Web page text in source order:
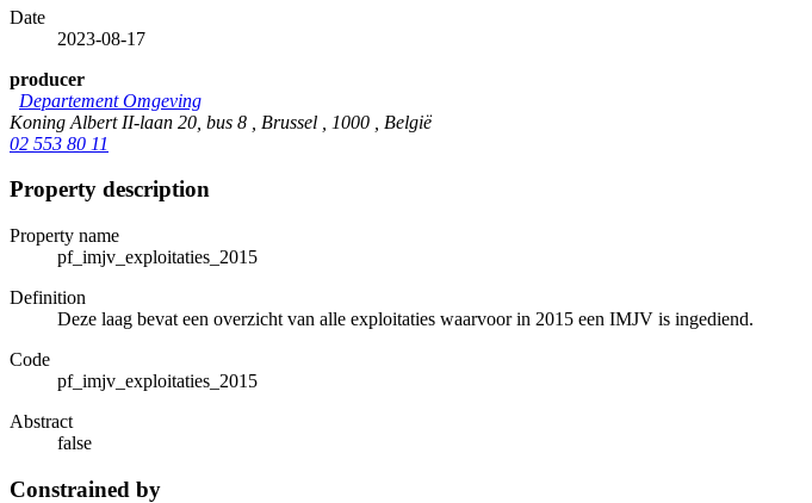
Date
2023-08-17
producer
Departement Omgeving
Koning Albert II-laan 20, bus 8 , Brussel , 1000 , België
02 553 80 11
Property description
Property name
pf_imjv_exploitaties_2015
Definition
Deze laag bevat een overzicht van alle exploitaties waarvoor in 2015 een IMJV is ingediend.
Code
pf_imjv_exploitaties_2015
Abstract
false
Constrained by